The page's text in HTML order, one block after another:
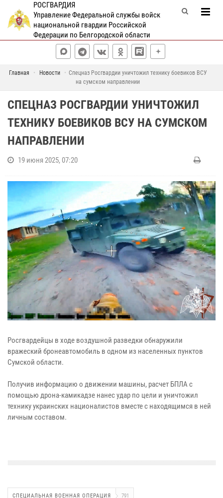
РОСГВАРДИЯ
Управление Федеральной службы войск
национальной гвардии Российской
Федерации по Белгородской области
Главная Новости
Спецназ Росгвардии уничтожил технику боевиков ВСУ
на сумском направлении
СПЕЦНАЗ РОСГВАРДИИ УНИЧТОЖИЛ
ТЕХНИКУ БОЕВИКОВ ВСУ НА СУМСКОМ
НАПРАВЛЕНИИ
19 июня 2025, 07:20
Росгвардейцы в ходе воздушной разведки обнаружили
вражеский бронеавтомобиль в одном из населенных пунктов
Сумской области.
Получив информацию о движении машины, расчет БПЛА с
помощью дрона-камикадзе нанес удар по цели и уничтожил
технику украинских националистов вместе с находящимся в ней
личным составом.
СПЕЦИАЛЬНАЯ ВОЕННАЯ ОПЕРАЦИЯ 791